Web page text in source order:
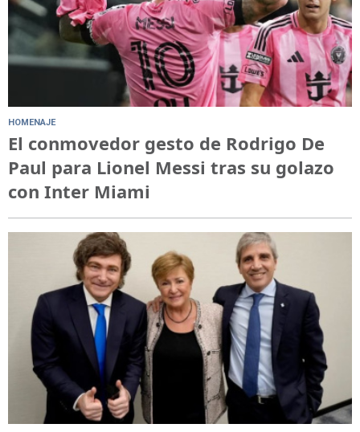
HOMENAJE
El conmovedor gesto de Rodrigo De
Paul para Lionel Messi tras su golazo
con Inter Miami